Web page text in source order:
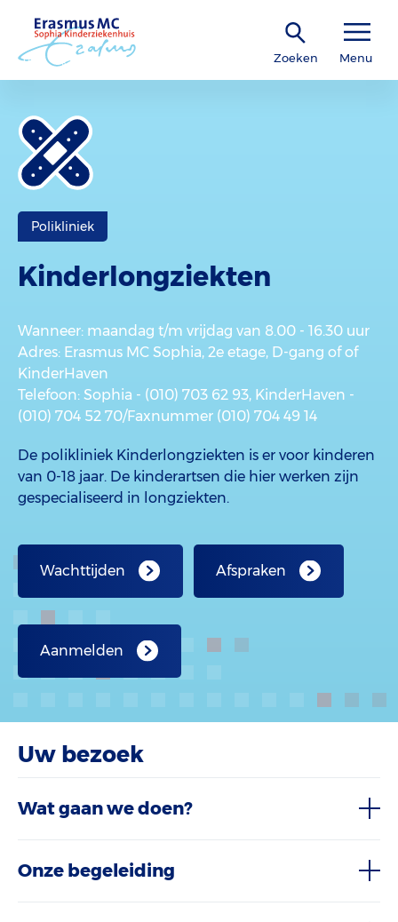
Zoeken Menu
Polikliniek
Kinder­longziekten
Wanneer: maandag t/m vrijdag van 8.00 - 16.30 uur
Adres: Erasmus MC Sophia, 2e etage, D-gang of of
KinderHaven
Telefoon: Sophia - (010) 703 62 93, KinderHaven -
(010) 704 52 70/Faxnummer (010) 704 49 14
De polikliniek Kinderlongziekten is er voor kinderen
van 0-18 jaar. De kinderartsen die hier werken zijn
gespecialiseerd in longziekten.
Wachttijden Afspraken
Aanmelden
Uw bezoek
Wat gaan we doen?
Onze begeleiding